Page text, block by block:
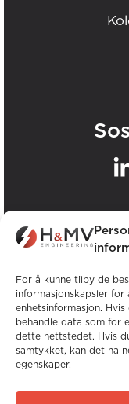
For å kunne tilby de
informasjonskapsler
enhetsinformasjon.
behandle data som for
dette nettstedet. Hvis
samtykket, kan det ha
egenskaper.